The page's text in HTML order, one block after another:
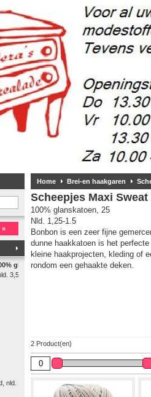
»
glanskatoen,25 gr. (2)
3,5-4. ca. 140m, 50 gr.
nld. 2,5-3, ca. 125m, 50 gr.
Home Brei-en haakgaren
Scheepjes Maxi
100% glanskatoen, 25
Nld. 1,25-1.5
Bonbon is een zeer fijne
dunne haakkatoen is het
kleine haakprojecten, kleding of
rondom een gehaakte deken.
2 Product(en)